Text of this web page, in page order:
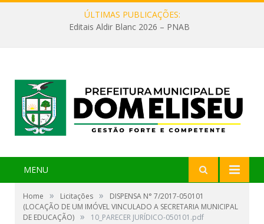
ÚLTIMAS PUBLICAÇÕES:
Editais Aldir Blanc 2026 – PNAB
MENU
Home » Licitações »
DISPENSA N° 7/2017-050101
(LOCAÇÃO DE UM IMÓVEL VINCULADO A SECRETARIA MUNICIPAL
DE EDUCAÇÃO) » 10_PARECER JURÍDICO-050101.pdf